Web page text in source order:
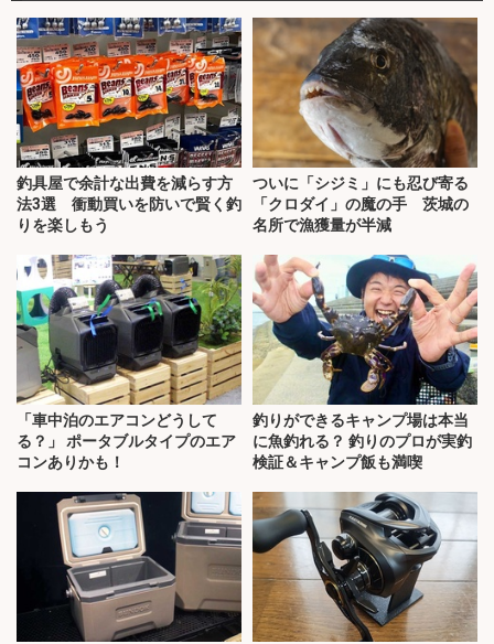
釣具屋で余計な出費を減らす方
法3選 衝動買いを防いで賢く釣
りを楽しもう
ついに「シジミ」にも忍び寄る
「クロダイ」の魔の手 茨城の
名所で漁獲量が半減
「車中泊のエアコンどうして
る？」 ポータブルタイプのエア
コンありかも！
釣りができるキャンプ場は本当
に魚釣れる？ 釣りのプロが実釣
検証＆キャンプ飯も満喫